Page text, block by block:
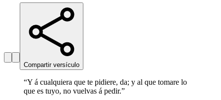
Compartir versículo
“Y á cualquiera que te pidiere, da; y al que tomare lo
que es tuyo, no vuelvas á pedir.”